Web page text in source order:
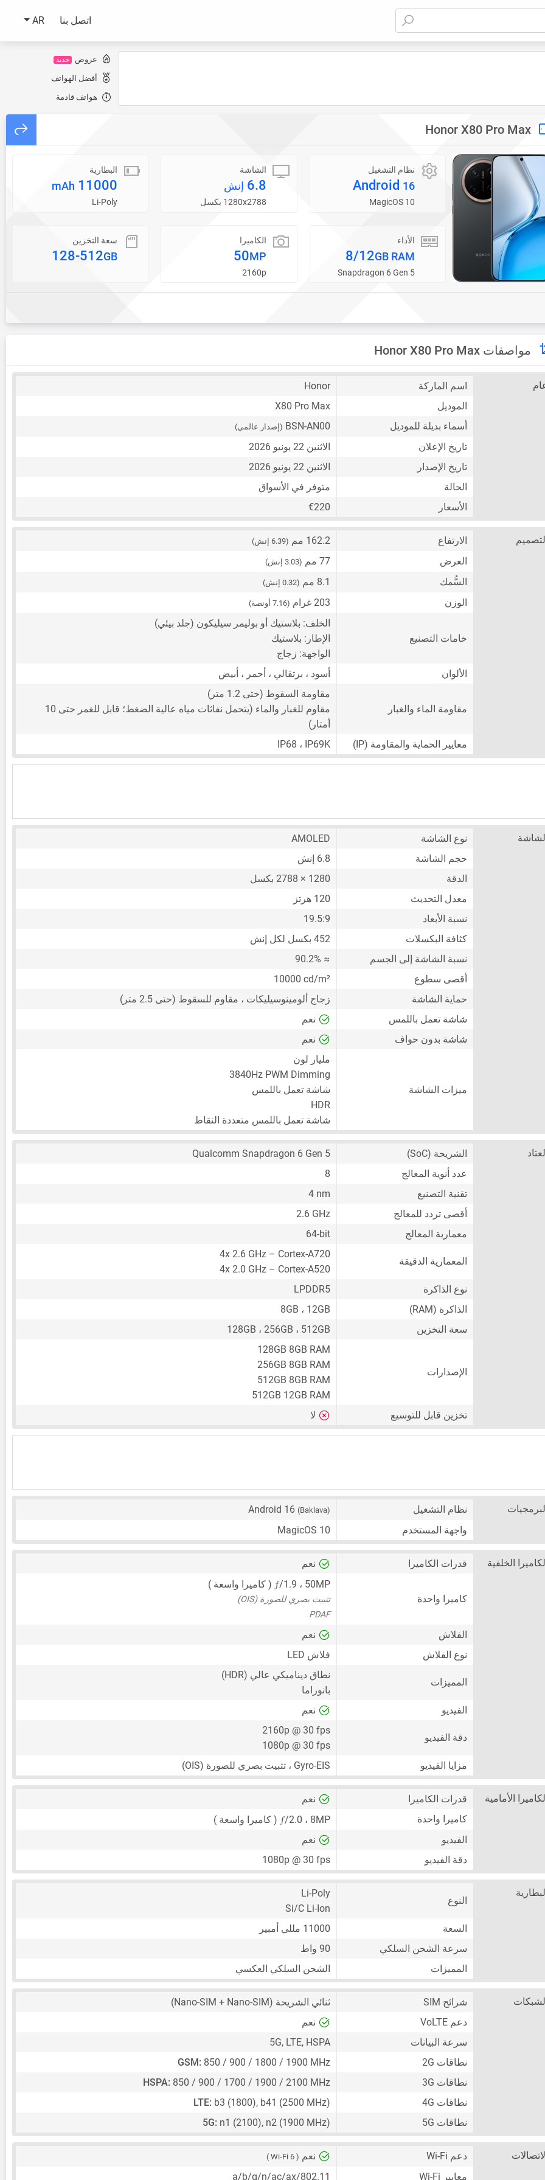
اتصل بنا AR
عروض جديد
أفضل الهواتف
هواتف قادمة
Honor X80 Pro Max
نظام التشغيل
Android 16
MagicOS 10
الشاشة
6.8 إنش
1280x2788 بكسل
البطارية
11000
mAh
Li-Poly
الأداء
8/12GB RAM
Snapdragon 6 Gen 5
الكاميرا
50MP
2160p
سعة التخزين
128-512GB
مواصفات Honor X80 Pro Max
اسم الماركة
Honor
الموديل
X80 Pro Max
أسماء بديلة للموديل
BSN-AN00 (إصدار عالمي)
تاريخ الإعلان
الاثنين 22 يونيو 2026
تاريخ الإصدار
الاثنين 22 يونيو 2026
الحالة
متوفر في الأسواق
الأسعار
€220
الارتفاع 162.2 مم (6.39 إنش)
العرض 77 مم (3.03 إنش)
السُّمك 8.1 مم (0.32 إنش)
الوزن 203 غرام (7.16 أونصة)
خامات التصنيع
الخلف: بلاستيك أو بوليمر سيليكون (جلد بيئي)
الإطار: بلاستيك
الواجهة: زجاج
الألوان
أسود ، برتقالي ، أحمر ، أبيض
مقاومة الماء والغبار
مقاومة السقوط (حتى 1.2 متر)
مقاوم للغبار والماء (يتحمل نفاثات مياه عالية الضغط؛ قابل للغمر حتى 10
أمتار)
معايير الحماية والمقاومة (IP)
IP68 ، IP69K
نوع الشاشة
AMOLED
حجم الشاشة
6.8 إنش
الدقة
1280 × 2788 بكسل
معدل التحديث
120 هرتز
نسبة الأبعاد
19.5:9
كثافة البكسلات
452 بكسل لكل إنش
نسبة الشاشة إلى الجسم
≈ 90.2%
أقصى سطوع
10000 cd/m²
حماية الشاشة
زجاج ألومينوسيليكات ، مقاوم للسقوط (حتى 2.5 متر)
شاشة تعمل باللمس
نعم
شاشة بدون حواف
نعم
ميزات الشاشة
مليار لون
3840Hz PWM Dimming
شاشة تعمل باللمس
HDR
شاشة تعمل باللمس متعددة النقاط
الشريحة (SoC)
Qualcomm Snapdragon 6 Gen 5
عدد أنوية المعالج
8
تقنية التصنيع
4 nm
أقصى تردد للمعالج
2.6 GHz
معمارية المعالج
64-bit
المعمارية الدقيقة
4x 2.6 GHz – Cortex-A720
4x 2.0 GHz – Cortex-A520
نوع الذاكرة
LPDDR5
الذاكرة (RAM)
8GB ، 12GB
سعة التخزين
128GB ، 256GB ، 512GB
الإصدارات
128GB 8GB RAM
256GB 8GB RAM
512GB 8GB RAM
512GB 12GB RAM
تخزين قابل للتوسيع
لا
نظام التشغيل Android 16 (Baklava)
واجهة المستخدم MagicOS 10
الخلفية قدرات الكاميرا نعم
كاميرا واحدة
50MP ، ƒ/1.9 ( كاميرا واسعة )
تثبيت بصري للصورة (OIS)
PDAF
الفلاش
نعم
نوع الفلاش
فلاش LED
المميزات
نطاق ديناميكي عالي (HDR)
بانوراما
الفيديو
نعم
دقة الفيديو
2160p @ 30 fps
1080p @ 30 fps
مزايا الفيديو
Gyro-EIS ، تثبيت بصري للصورة (OIS)
الأمامية قدرات الكاميرا
نعم
كاميرا واحدة
8MP ، ƒ/2.0 ( كاميرا واسعة )
الفيديو
نعم
دقة الفيديو
1080p @ 30 fps
النوع
Li-Poly
Si/C Li-Ion
السعة
11000 مللي أمبير
سرعة الشحن السلكي
90 واط
المميزات
الشحن السلكي العكسي
شرائح SIM ثنائي الشريحة (Nano-SIM + Nano-SIM)
دعم VoLTE
نعم
سرعة البيانات
5G, LTE, HSPA
نطاقات 2G
GSM: 850 / 900 / 1800 / 1900 MHz
نطاقات 3G
HSPA: 850 / 900 / 1700 / 1900 / 2100 MHz
نطاقات 4G
LTE: b3 (1800), b41 (2500 MHz)
نطاقات 5G
5G: n1 (2100), n2 (1900 MHz)
دعم Wi-Fi نعم ( Wi-Fi 6 )
معايير Wi-Fi 802.11/a/b/g/n/ac/ax